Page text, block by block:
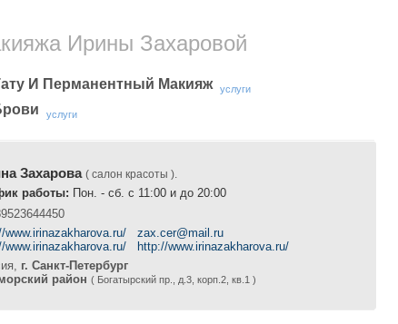
Ирины Захаровой
И Перманентный Макияж услуги
услуги
Захарова ( салон красоты ).
работы: Пон. - сб. с 11:00 и до 20:00
www.irinazakharova.ru/
zax.cer@mail.ru
www.irinazakharova.ru/
http://www.irinazakharova.ru/
г. Санкт-Петербург
район ( Богатырский пр., д.3, корп.2, кв.1 )